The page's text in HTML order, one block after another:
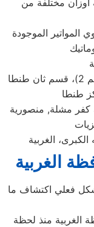
مختلفة من
المواتير الموجودة
طنطا
كفر مشلة, منصورية
الغربية
الغربية
فعلي اكتشاف ما
منذ لحظة